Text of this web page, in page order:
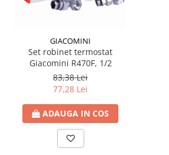
GIACOMINI
Set robinet termostat
Giacomini R470F, 1/2
83,38 Lei
77,28 Lei
ADAUGA IN COS